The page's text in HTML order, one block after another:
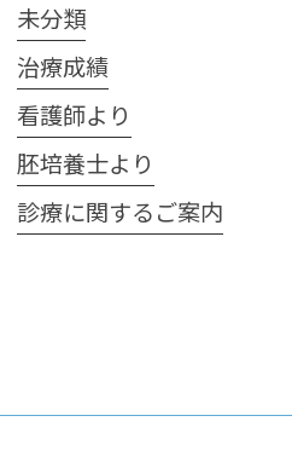
未分類
治療成績
看護師より
胚培養士より
診療に関するご案内